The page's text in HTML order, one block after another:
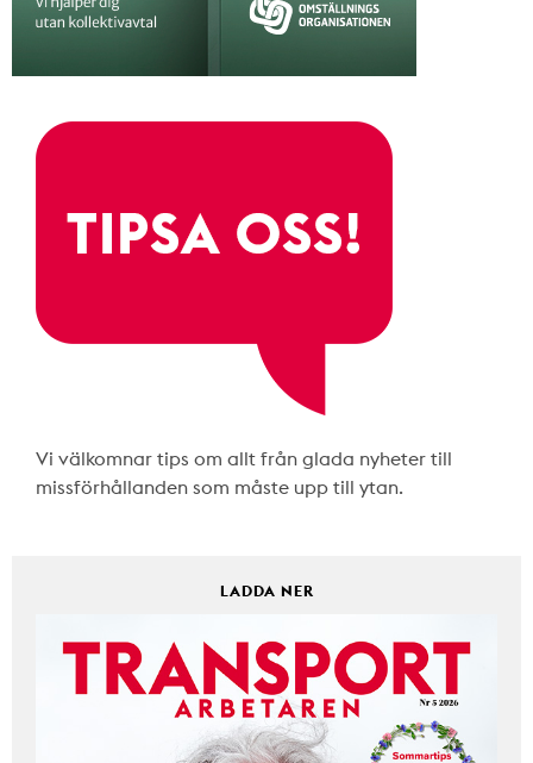
Vi välkomnar tips om allt från glada nyheter till
missförhållanden som måste upp till ytan.
LADDA NER